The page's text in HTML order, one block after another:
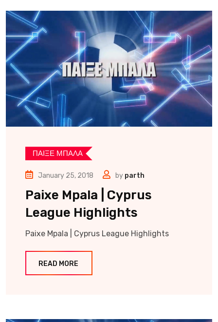
ΠΑΙΞΕ ΜΠΑΛΑ
January 25, 2018 by parth
Paixe Mpala | Cyprus
League Highlights
Paixe Mpala | Cyprus League Highlights
READ MORE